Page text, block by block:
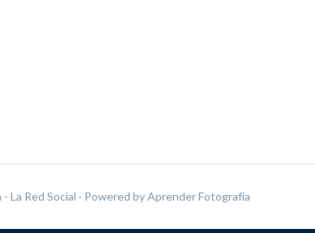
La Red Social · Powered byAprender Fotografía